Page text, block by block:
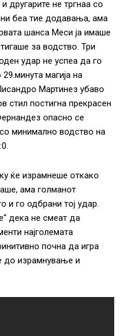
другарите не тргнаа со
беа тие додавања, ама
шанса Меси ја имаше
за водство. Три
удар не успеа да го
магија на
Мартинез убаво
стил постигна прекрасен
опасно се
минимално водство на
ќе израмнеше откако
ама голманот
и го одбрани тој удар.
дека не смеат да
најголемата
почна да игра
до израмнување и